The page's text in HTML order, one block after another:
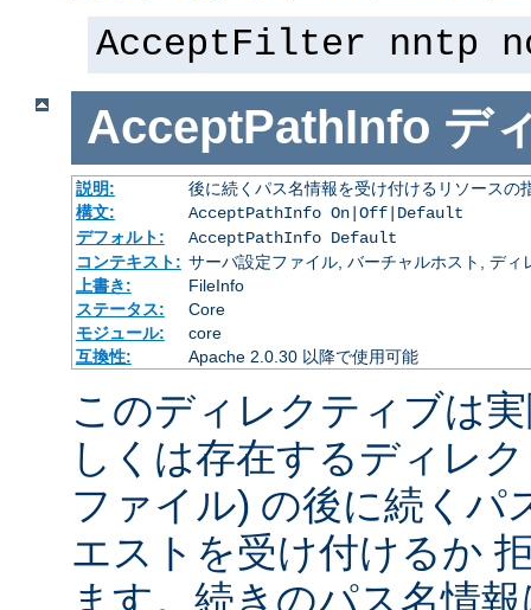
AcceptFilter nntp
AcceptPathInfo デ
説明:
後に続くパス名情報を受け付けるリソースの
構文:
AcceptPathInfo On|Off|Default
デフォルト:
AcceptPathInfo Default
コンテキスト: サーバ設定ファイル, バーチャルホスト, ディ
上書き:
FileInfo
ステータス:
Core
モジュール:
core
互換性:
Apache 2.0.30 以降で使用可能
このディレクティブは
しくは存在するディレ
ファイル) の後に続くパ
エストを受け付けるか
ます。続きのパス名情